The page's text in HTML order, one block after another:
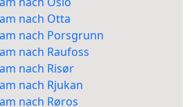
nach Otta
nach Porsgrunn
nach Raufoss
nach Risør
nach Rjukan
nach Røros